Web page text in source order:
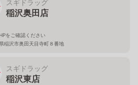
スギドラッグ
稲沢奥田店
をご確認ください
稲沢市奥田天目寺町８番地
スギドラッグ
稲沢東店